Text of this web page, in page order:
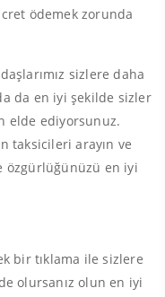
ödemek zorunda
sizlere daha
da en iyi şekilde sizler
elde ediyorsunuz.
taksicileri arayın ve
özgürlüğünüzü en iyi
bir tıklama ile sizlere
olursanız olun en iyi